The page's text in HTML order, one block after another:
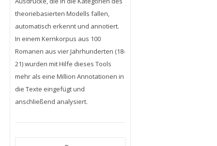
theoriebasierten Modells fallen,
automatisch erkennt und annotiert.
In einem Kernkorpus aus 100
Romanen aus vier Jahrhunderten (18-
21) wurden mit Hilfe dieses Tools
mehr als eine Million Annotationen in
die Texte eingefügt und
anschließend analysiert.